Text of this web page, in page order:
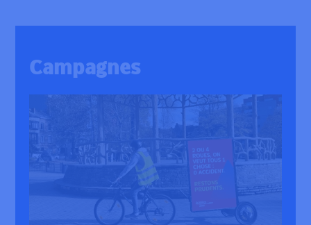
Campagnes